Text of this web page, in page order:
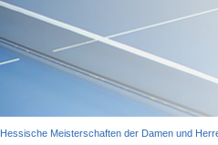
Hessische Meisterschaften der Damen und